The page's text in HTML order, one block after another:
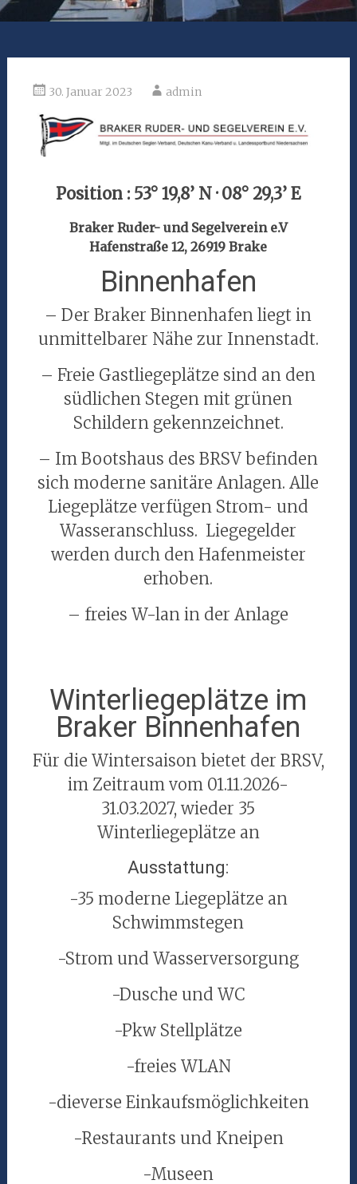
30. Januar 2023 admin
Position : 53° 19,8’ N · 08° 29,3’ E
Braker Ruder- und Segelverein e.V
Hafenstraße 12, 26919 Brake
Binnenhafen
– Der Braker Binnenhafen liegt in
unmittelbarer Nähe zur Innenstadt.
– Freie Gastliegeplätze sind an den
südlichen Stegen mit grünen
Schildern gekennzeichnet.
– Im Bootshaus des BRSV befinden
sich moderne sanitäre Anlagen. Alle
Liegeplätze verfügen Strom- und
Wasseranschluss. Liegegelder
werden durch den Hafenmeister
erhoben.
– freies W-lan in der Anlage
Winterliegeplätze im
Braker Binnenhafen
Für die Wintersaison bietet der BRSV,
im Zeitraum vom 01.11.2026-
31.03.2027, wieder 35
Winterliegeplätze an
Ausstattung:
-35 moderne Liegeplätze an
Schwimmstegen
-Strom und Wasserversorgung
-Dusche und WC
-Pkw Stellplätze
-freies WLAN
-dieverse Einkaufsmöglichkeiten
-Restaurants und Kneipen
-Museen